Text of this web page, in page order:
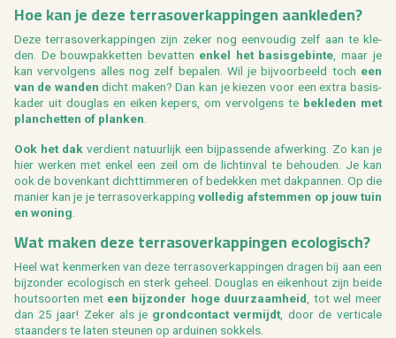
Hoe kan je deze ter­ras­over­kap­pin­gen aan­kle­den?
Deze ter­ras­over­kap­pin­gen zijn zeker nog een­vou­dig zelf aan te kle­
den. De bouw­pak­ket­ten be­vat­ten enkel het ba­sis­ge­bin­te , maar je
kan ver­vol­gens alles nog zelf be­pa­len. Wil je bij­voor­beeld toch een
van de wan­den dicht maken? Dan kan je kie­zen voor een extra ba­sis­
ka­der uit dou­g­las en eiken ke­pers, om ver­vol­gens te be­kle­den met
plan­chet­ten of plan­ken
Ook het dak ver­dient na­tuur­lijk een bij­pas­sen­de af­wer­king. Zo kan je
hier wer­ken met enkel een zeil om de licht­in­val te be­hou­den. Je kan
ook de bo­ven­kant dicht­tim­me­ren of be­dek­ken met dak­pan­nen. Op die
ma­nier kan je je ter­ras­over­kap­ping vol­le­dig af­stem­men op jouw tuin
en wo­ning
Wat maken deze ter­ras­over­kap­pin­gen eco­lo­gisch?
Heel wat ken­mer­ken van deze ter­ras­over­kap­pin­gen dra­gen bij aan een
bij­zon­der eco­lo­gisch en sterk ge­heel. Dou­g­las en ei­ken­hout zijn beide
hout­soor­ten met een bij­zon­der hoge duur­zaam­heid , tot wel meer
dan 25 jaar! Zeker als je grond­con­tact ver­mijdt, door de ver­ti­ca­le
staan­ders te laten steu­nen op ar­dui­nen sok­kels.